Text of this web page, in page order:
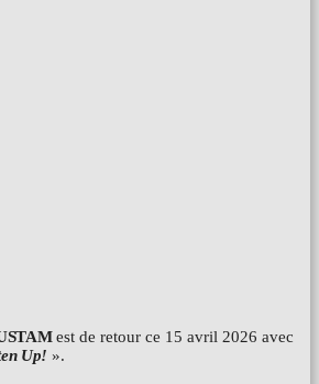
est de retour ce 15 avril 2026 avec
Up! ».